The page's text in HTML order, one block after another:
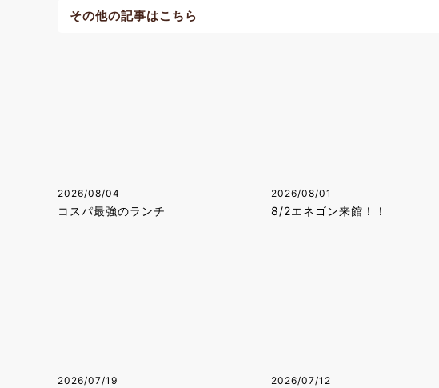
その他の記事はこちら
2026/08/04
コスパ最強のランチ
2026/08/01
8/2エネゴン来館！！
2026/07/19 2026/07/12